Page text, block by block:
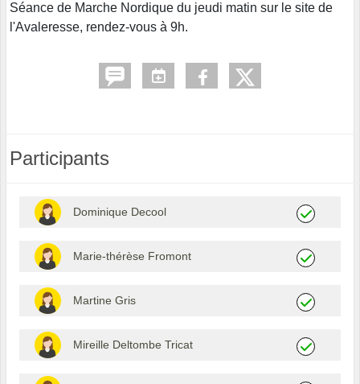
Séance de Marche Nordique du jeudi matin sur le site de
l'Avaleresse, rendez-vous à 9h.
Participants
Dominique Decool
Marie-thérèse Fromont
Martine Gris
Mireille Deltombe Tricat